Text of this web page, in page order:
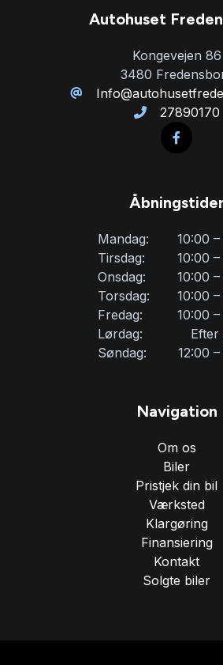
Service OK
Tonede ruder
Tågelygter
Autohuset
Kongevejen 86
3480
27890170
Åbningstider
Mandag:
10:00 –
Tirsdag:
10:00 –
Onsdag:
10:00 –
Torsdag:
10:00 –
Fredag:
10:00 –
Lørdag:
Efter
Søndag:
12:00
Navigation
Om os
Biler
Pristjek din bil
Værksted
Klargøring
Finansiering
Kontakt
Solgte biler